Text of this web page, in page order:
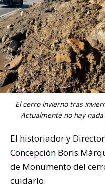
El cerro invierno tras
Actualmente no hay
El historiador y
Concepción Boris
de Monumento del
cuidarlo.